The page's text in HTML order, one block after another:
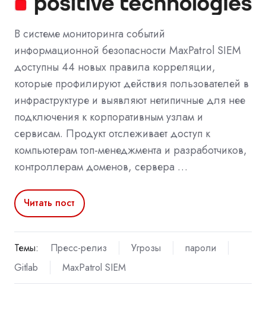
В системе мониторинга событий
информационной безопасности MaxPatrol SIEM
доступны 44 новых правила корреляции,
которые профилируют действия пользователей в
инфраструктуре и выявляют нетипичные для нее
подключения к корпоративным узлам и
сервисам. Продукт отслеживает доступ к
компьютерам топ-менеджмента и разработчиков,
контроллерам доменов, сервера …
Читать пост
Темы: Пресс-релиз Угрозы
пароли
Gitlab
MaxPatrol SIEM